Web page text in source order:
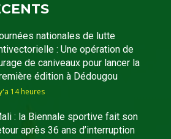
nationales de lutte
: Une opération de
de caniveaux pour lancer la
édition à Dédougou
14 heures
: la Biennale sportive fait son
après 36 ans d’interruption